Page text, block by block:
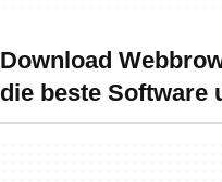
Download
die beste Software